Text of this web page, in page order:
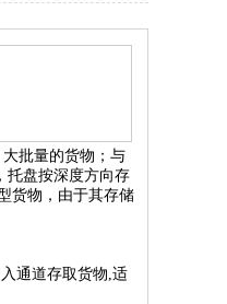
批量的货物；与
托盘按深度方向存
货物，由于其存储
通道存取货物,适